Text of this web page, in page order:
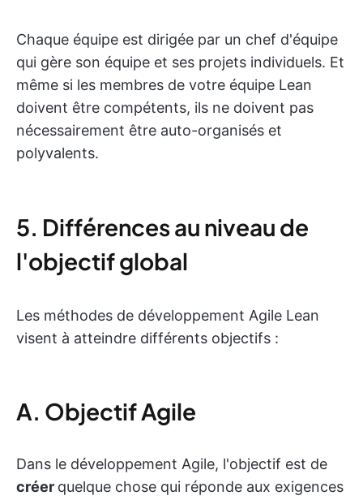
Chaque équipe est dirigée par un chef d'équipe
qui gère son équipe et ses projets individuels. Et
même si les membres de votre équipe Lean
doivent être compétents, ils ne doivent pas
nécessairement être auto-organisés et
polyvalents.
5. Différences au niveau de
l'objectif global
Les méthodes de développement Agile Lean
visent à atteindre différents objectifs :
A. Objectif Agile
Dans le développement Agile, l'objectif est de
créer quelque chose qui réponde aux exigences